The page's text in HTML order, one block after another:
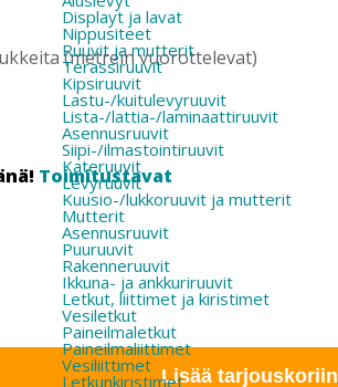
Displayt ja lavat
Nippusiteet
Ruuvit ja mutterit
Terassiruuvit
Kipsiruuvit
Lastu-/kuitulevyruuvit
Lista-/lattia-/laminaattiruuvit
Asennusruuvit
Siipi-/ilmastointiruuvit
Kateruuvit
Levyruuvit
Kuusio-/lukkoruuvit ja mutterit
Mutterit
Asennusruuvit
Puuruuvit
Rakenneruuvit
Ikkuna- ja ankkuriruuvit
Letkut, liittimet ja kiristimet
Vesiletkut
Paineilmaletkut
Paineilmaliittimet
Vesiliittimet
Letkunkiristimet
(metrein vuorottelevat)
Toimitustavat
Lisää tarjouskoriin